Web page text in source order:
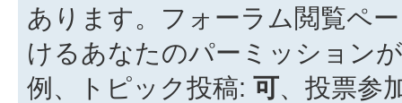
あります。フォーラム閲覧ペ
けるあなたのパーミッション
例、トピック投稿: 可、投票参